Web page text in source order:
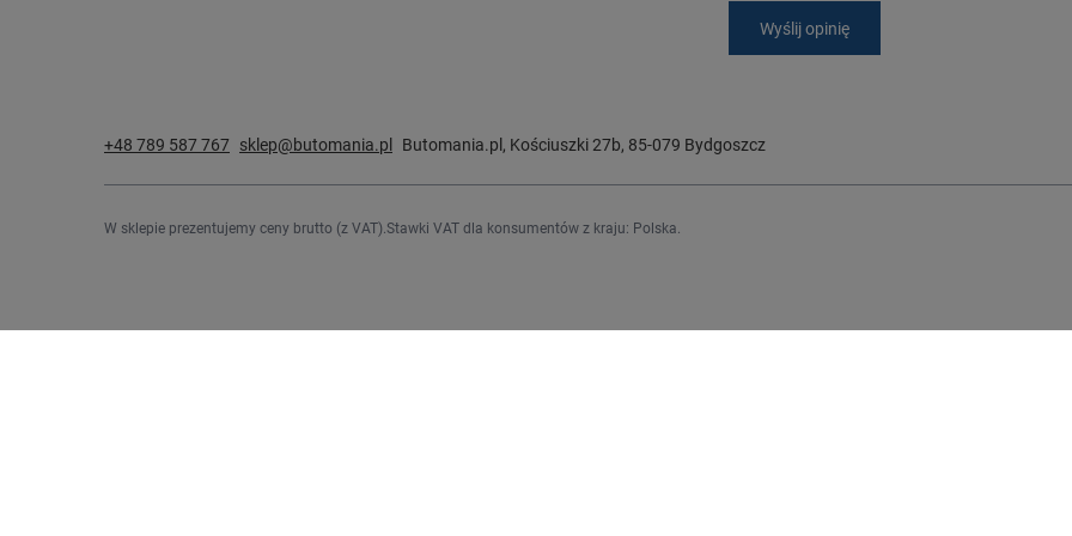
Wyślij opinię
+48 789 587 767 sklep@butomania.pl Butomania.pl , Kościuszki 27b, 85-079 Bydgoszcz
W sklepie prezentujemy ceny brutto (z VAT). Stawki VAT dla konsumentów z kraju: Polska